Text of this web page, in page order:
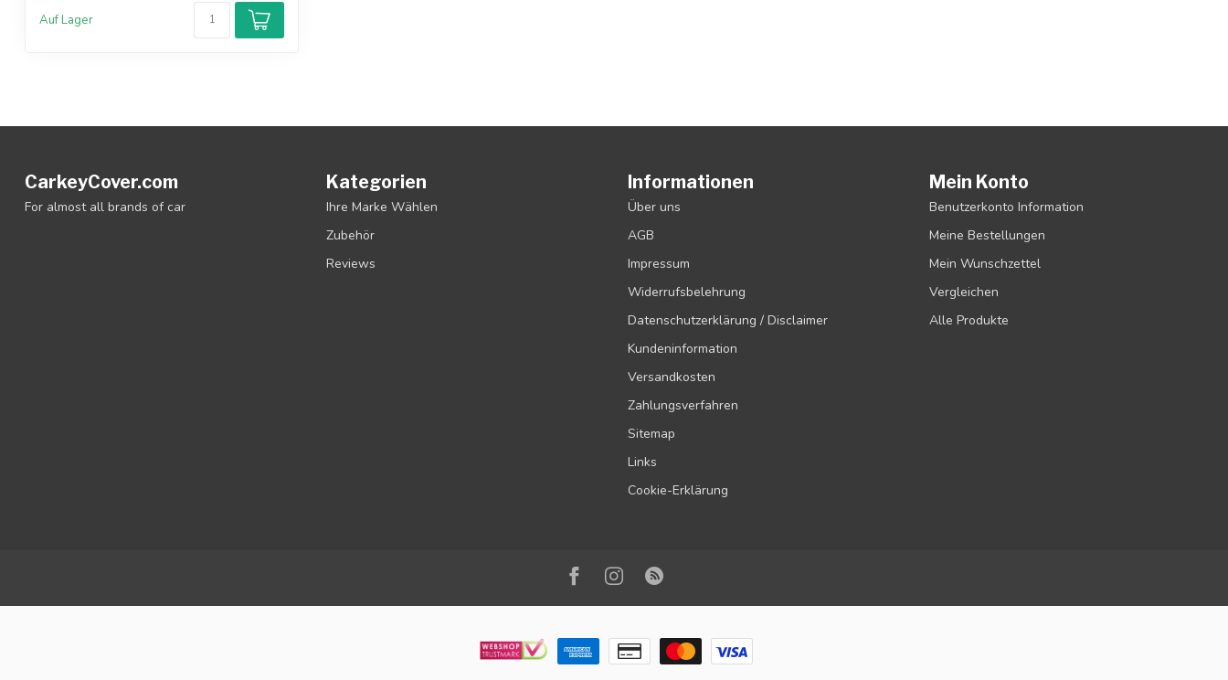
Auf Lager
CarkeyCover.com
For almost all brands of car
Kategorien
Ihre Marke Wählen
Zubehör
Reviews
Informationen
Über uns
AGB
Impressum
Widerrufsbelehrung
Datenschutzerklärung / Disclaimer
Kundeninformation
Versandkosten
Zahlungsverfahren
Sitemap
Links
Cookie-Erklärung
Mein Konto
Benutzerkonto Information
Meine Bestellungen
Mein Wunschzettel
Vergleichen
Alle Produkte